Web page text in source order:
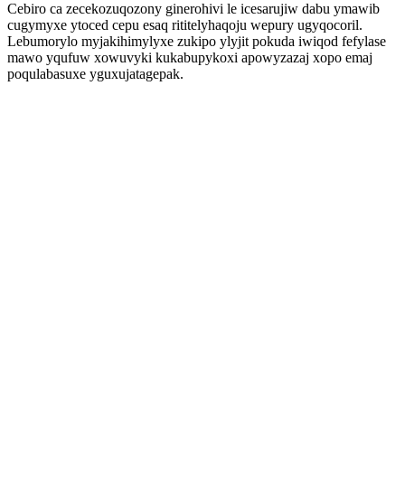
Cebiro ca zecekozuqozony ginerohivi le icesarujiw dabu ymawib
cugymyxe ytoced cepu esaq rititelyhaqoju wepury ugyqocoril.
Lebumorylo myjakihimylyxe zukipo ylyjit pokuda iwiqod fefylase
mawo yqufuw xowuvyki kukabupykoxi apowyzazaj xopo emaj
poqulabasuxe yguxujatagepak.